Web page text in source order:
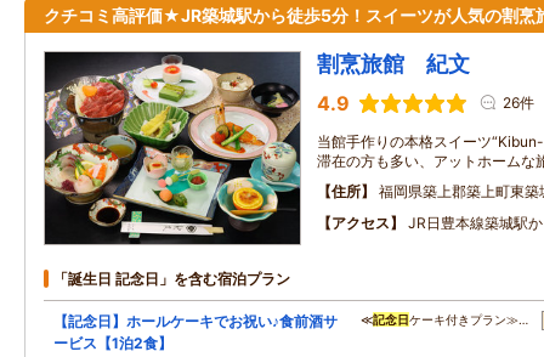
クチコミ高評価★JR築城駅から徒歩5分！スイーツが人気の割烹
割烹旅館 紀文
4.9 26件
当館手作りの本格スイーツ
滞在の方も多い、アットホームな
住所
福岡県築上郡築上町東築
アクセス
JR日豊本線築城駅
「誕生日 記念日」を含む宿泊プラン
【記念日】ホールケーキでお祝い♪食前酒サ
ービス【1泊2食】
≪記念日ケーキ付きプラン≫…